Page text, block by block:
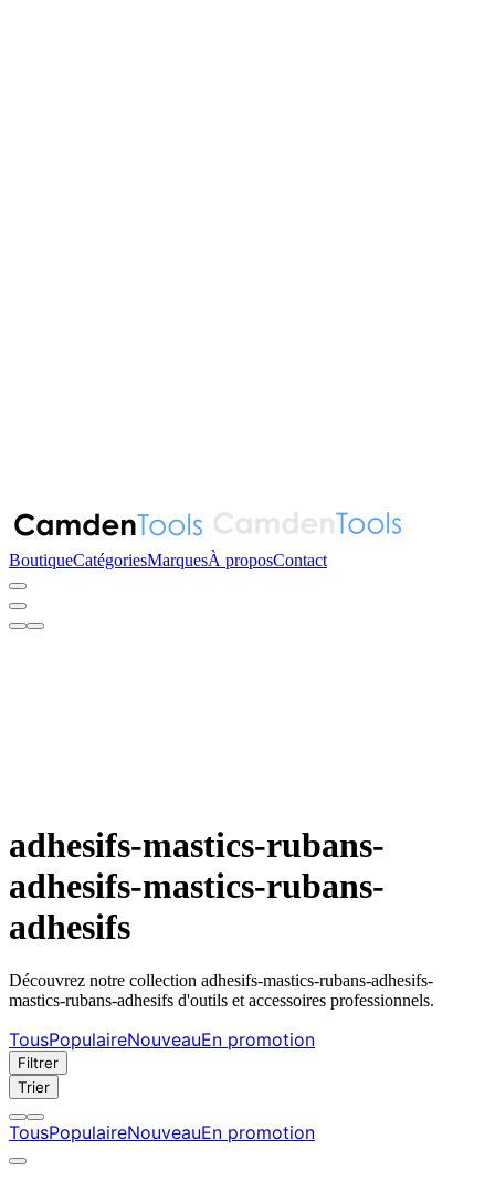
BoutiqueCatégoriesMarquesÀ proposContact
adhesifs-mastics-rubans-
adhesifs-mastics-rubans-
adhesifs
Découvrez notre collection adhesifs-mastics-rubans-adhesifs-
mastics-rubans-adhesifs d'outils et accessoires professionnels.
TousPopulaireNouveauEn promotion
Filtrer
Trier
TousPopulaireNouveauEn promotion